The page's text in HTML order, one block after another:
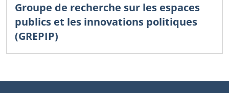
Groupe de recherche sur les espaces
publics et les innovations politiques
(GREPIP)